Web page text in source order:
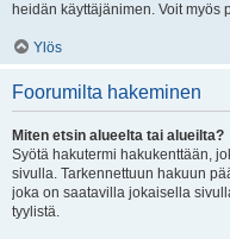
heidän käyttäjänimen. Voit myös
Ylös
Foorumilta hakeminen
Miten etsin alueelta tai alueilta?
Syötä hakutermi hakukenttään,
sivulla. Tarkennettuun hakuun
joka on saatavilla jokaisella
tyylistä.